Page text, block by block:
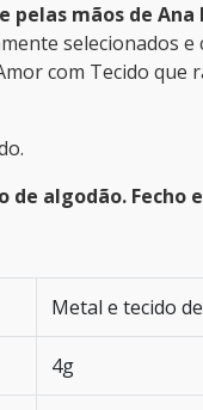
pelas mãos de
selecionados e
com Tecido que
algodão. Fecho
Metal e tecido
4g